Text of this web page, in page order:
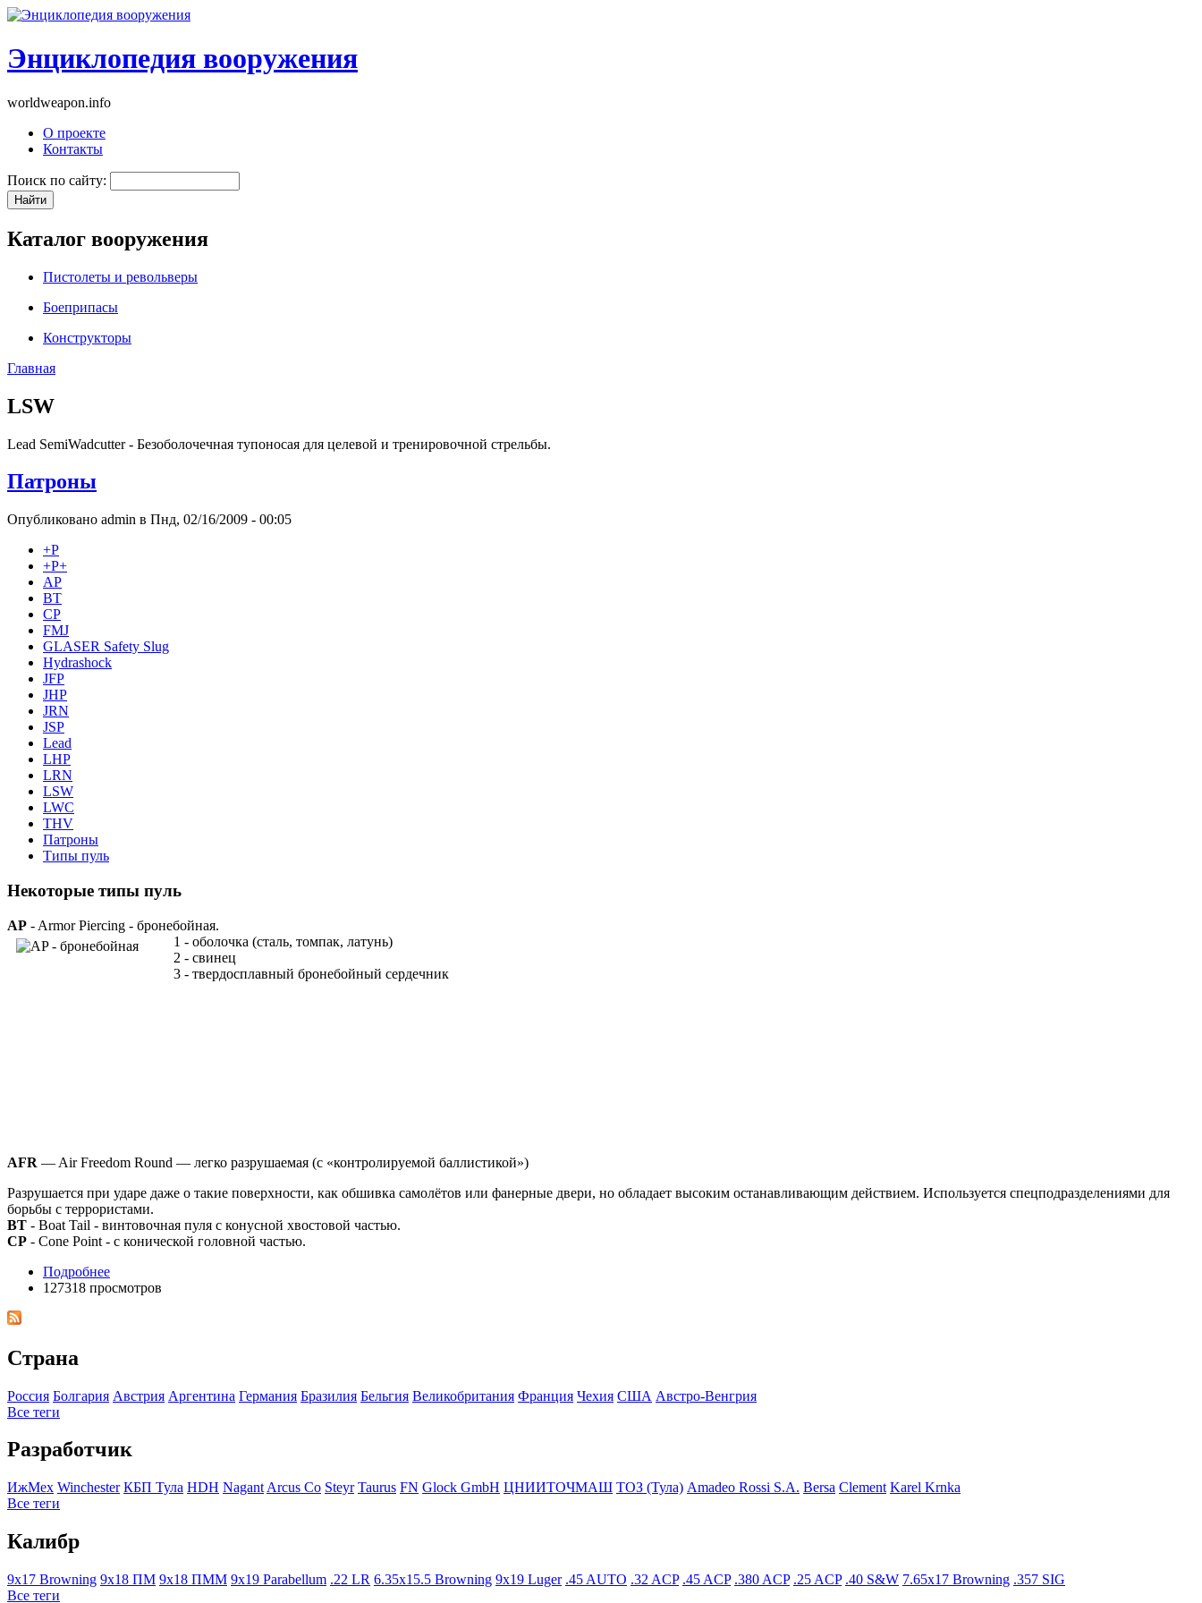
Энциклопедия вооружения
worldweapon.info
О проекте
Контакты
Поиск по сайту:
Каталог вооружения
Пистолеты и револьверы
Боеприпасы
Конструкторы
Главная
LSW
Lead SemiWadcutter - Безоболочечная тупоносая для целевой и тренировочной стрельбы.
Патроны
Опубликовано admin в Пнд, 02/16/2009 - 00:05
+Р
+Р+
AP
BT
CP
FMJ
GLASER Safety Slug
Hydrashock
JFP
JHP
JRN
JSP
Lead
LHP
LRN
LSW
LWC
THV
Патроны
Типы пуль
Некоторые типы пуль
AP - Armor Piercing - бронебойная.
1 - оболочка (сталь, томпак, латунь)
2 - свинец
3 - твердосплавный бронебойный сердечник
AFR — Air Freedom Round — легко разрушаемая (с «контролируемой баллистикой»)
Разрушается при ударе даже о такие поверхности, как обшивка самолётов или фанерные двери, но обладает высоким останавливающим действием. Используется спецподразделениями для
борьбы с террористами.
BT - Boat Tail - винтовочная пуля с конусной хвостовой частью.
CP - Cone Point - с конической головной частью.
Подробнее
127318 просмотров
Страна
Росcия Болгария Австрия Аргентина Германия Бразилия Бельгия Великобритания Франция Чехия США Австро-Венгрия
Все теги
Разработчик
ИжМех Winchester КБП Тула HDH Nagant Arcus Co Steyr Taurus FN Glock GmbH ЦНИИТОЧМАШ ТОЗ (Тула) Amadeo Rossi S.A. Bersa Clement Karel Krnka
Все теги
Калибр
9x17 Browning 9x18 ПМ 9x18 ПММ 9x19 Parabellum .22 LR 6.35x15.5 Browning 9x19 Luger .45 AUTO .32 ACP .45 ACP .380 ACP .25 ACP .40 S&W 7.65x17 Browning .357 SIG
Все теги